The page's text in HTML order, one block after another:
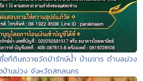
อที่ดินถวายวัดป่ารักษ์น้ำ บ้านจาร ตำบลม่วง
บ้านม่วง จังหวัดสกลนคร